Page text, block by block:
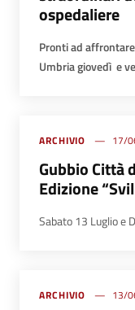
ospedaliere
Pronti ad
Umbria giovedì e
ARCHIVIO 17/
Gubbio Città
Edizione
Sabato 13 Luglio e
ARCHIVIO 13/